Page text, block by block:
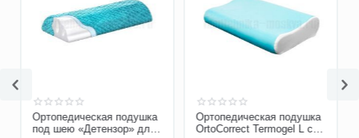
Ортопедическая подушка
под шею «Детензор» для
Ортопедическая подушка
OrtoСorrect Termogel L с